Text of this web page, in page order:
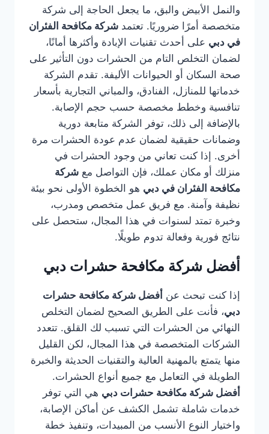
والنمل الأبيض والبق، ما يجعل الحاجة إلى شركة
متخصصة أمرًا ضروريًا. تعتمد شركة مكافحة الفئران
في دبي على أحدث تقنيات الإبادة وأكثرها أمانًا،
لضمان التخلص التام من الحشرات دون التأثير على
صحة السكان أو الحيوانات الأليفة. تقدم الشركة
خدماتها للمنازل، الفنادق، والمباني التجارية بأسعار
تنافسية وخطط مخصصة حسب حجم الإصابة.
بالإضافة إلى ذلك، توفر الشركة متابعة دورية
وضمانات حقيقية لضمان عدم عودة الحشرات مرة
أخرى. إذا كنت تعاني من وجود الحشرات في
منزلك أو مكان عملك، فإن التواصل مع شركة
مكافحة الفئران في دبي هو الخطوة الأولى نحو بيئة
نظيفة وآمنة. مع فريق عمل متخصص ومدرب،
وخبرة تمتد لسنوات في هذا المجال، ستحصل على
نتائج فورية وفعالة تدوم طويلًا.
أفضل شركة مكافحة حشرات دبي
إذا كنت تبحث عن أفضل شركة مكافحة حشرات
دبي، فأنت على الطريق الصحيح لضمان التخلص
النهائي من الحشرات التي تسبب لك القلق. تتعدد
الشركات المتخصصة في هذا المجال، لكن القليل
منها يتمتع بالمهنية العالية والتقنيات الحديثة والخبرة
الطويلة في التعامل مع جميع أنواع الحشرات.
أفضل شركة مكافحة حشرات دبي هي التي توفر
خدمات شاملة تشمل الكشف عن أماكن الإصابة،
واختيار النوع الأنسب من المبيدات، وتنفيذ خطة